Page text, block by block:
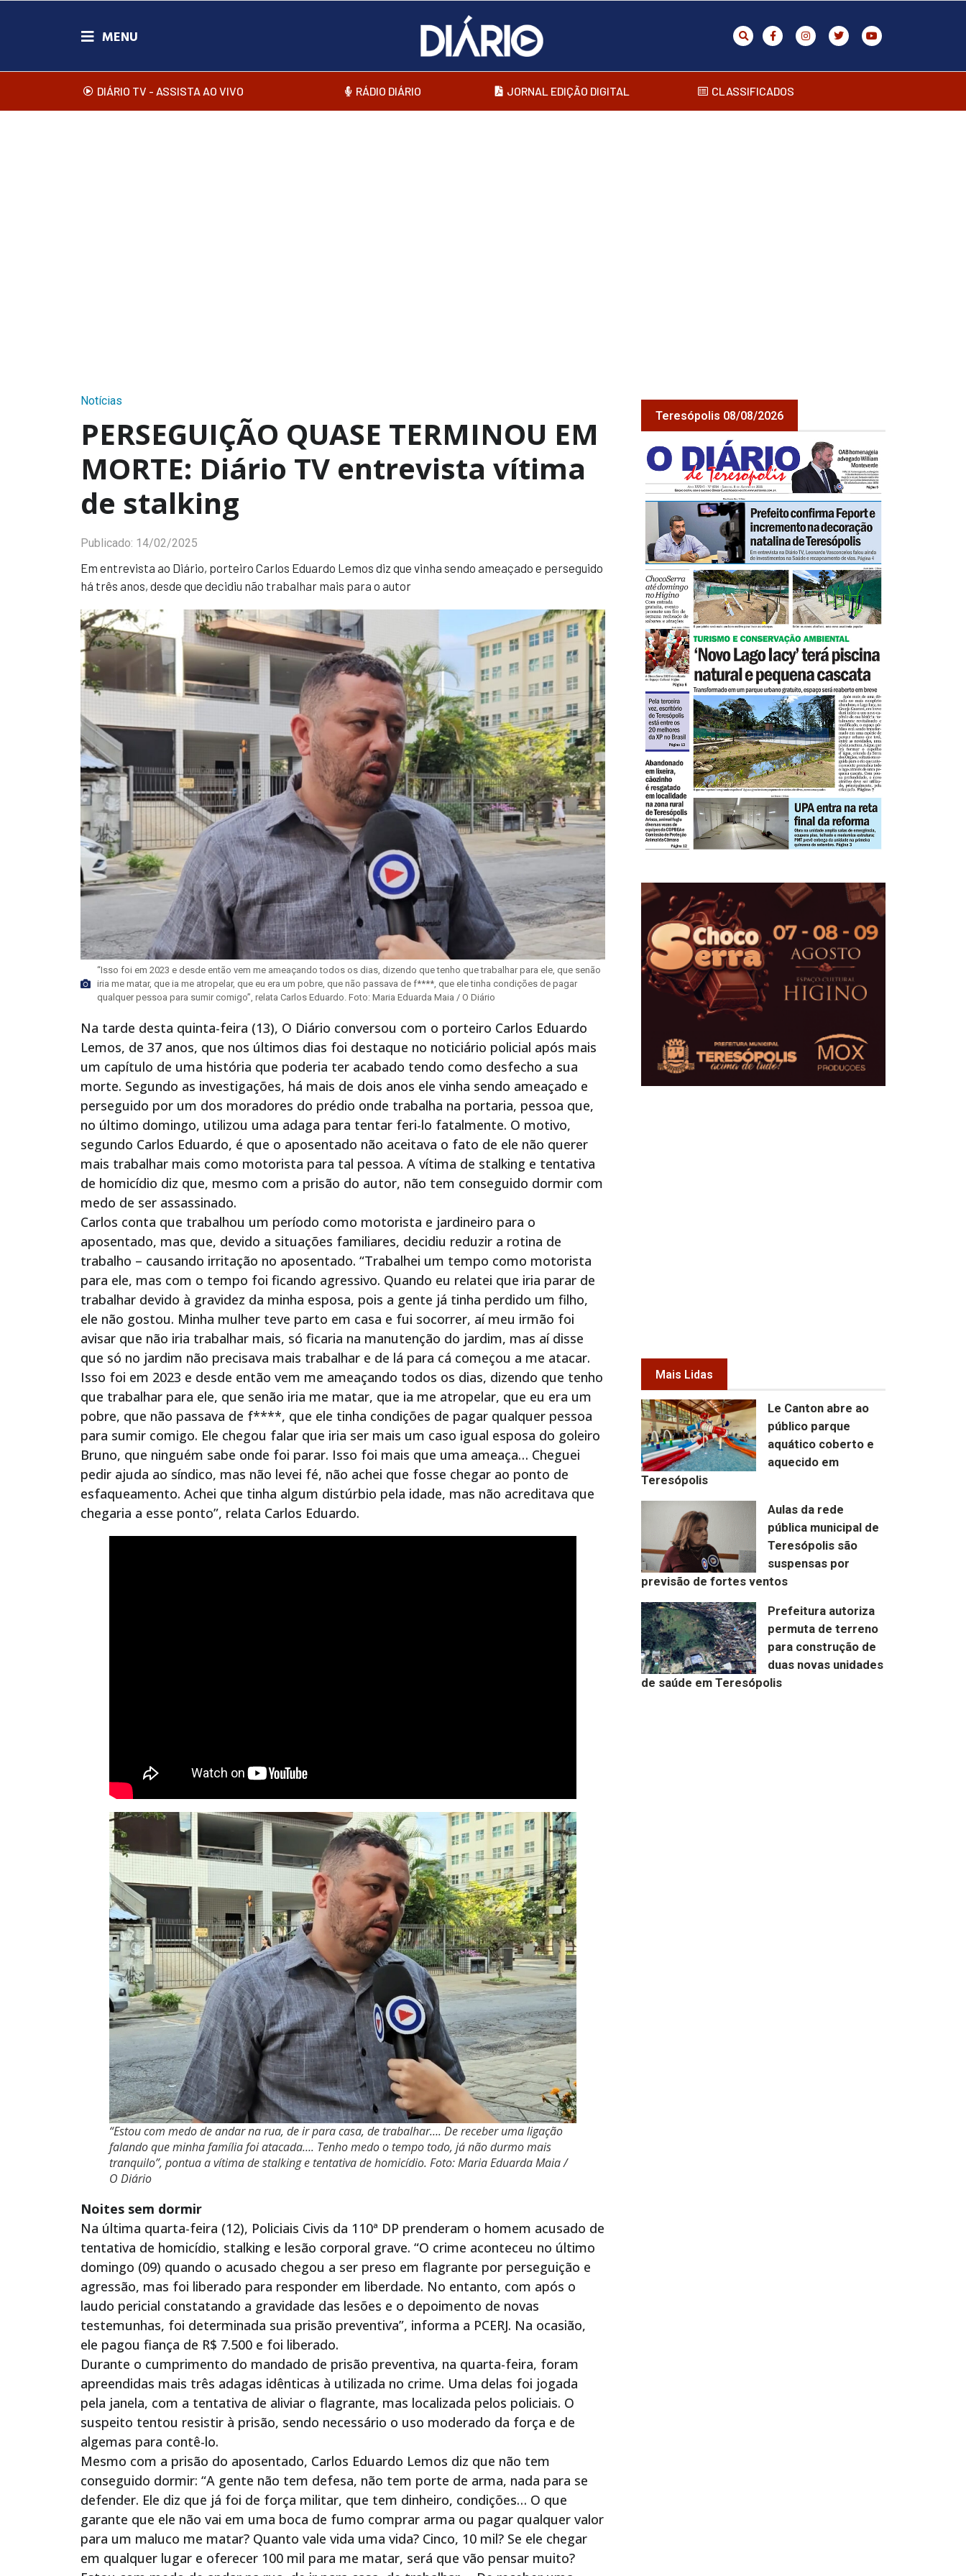
DIÁRIO TV - ASSISTA AO VIVO RÁDIO DIÁRIO JORNAL EDIÇÃO DIGITAL CLASSIFICADOS
Notícias
PERSEGUIÇÃO QUASE TERMINOU EM
MORTE: Diário TV entrevista vítima
de stalking
Publicado: 14/02/2025
Em entrevista ao Diário, porteiro Carlos Eduardo Lemos diz que vinha sendo ameaçado e perseguido
há três anos, desde que decidiu não trabalhar mais para o autor
“Isso foi em 2023 e desde então vem me ameaçando todos os dias, dizendo que tenho que trabalhar para ele, que senão
iria me matar, que ia me atropelar, que eu era um pobre, que não passava de f****, que ele tinha condições de pagar
qualquer pessoa para sumir comigo”, relata Carlos Eduardo. Foto: Maria Eduarda Maia / O Diário
Na tarde desta quinta-feira (13), O Diário conversou com o porteiro Carlos Eduardo
Lemos, de 37 anos, que nos últimos dias foi destaque no noticiário policial após mais
um capítulo de uma história que poderia ter acabado tendo como desfecho a sua
morte. Segundo as investigações, há mais de dois anos ele vinha sendo ameaçado e
perseguido por um dos moradores do prédio onde trabalha na portaria, pessoa que,
no último domingo, utilizou uma adaga para tentar feri-lo fatalmente. O motivo,
segundo Carlos Eduardo, é que o aposentado não aceitava o fato de ele não querer
mais trabalhar mais como motorista para tal pessoa. A vítima de stalking e tentativa
de homicídio diz que, mesmo com a prisão do autor, não tem conseguido dormir com
medo de ser assassinado.
Carlos conta que trabalhou um período como motorista e jardineiro para o
aposentado, mas que, devido a situações familiares, decidiu reduzir a rotina de
trabalho – causando irritação no aposentado. “Trabalhei um tempo como motorista
para ele, mas com o tempo foi ficando agressivo. Quando eu relatei que iria parar de
trabalhar devido à gravidez da minha esposa, pois a gente já tinha perdido um filho,
ele não gostou. Minha mulher teve parto em casa e fui socorrer, aí meu irmão foi
avisar que não iria trabalhar mais, só ficaria na manutenção do jardim, mas aí disse
que só no jardim não precisava mais trabalhar e de lá para cá começou a me atacar.
Isso foi em 2023 e desde então vem me ameaçando todos os dias, dizendo que tenho
que trabalhar para ele, que senão iria me matar, que ia me atropelar, que eu era um
pobre, que não passava de f****, que ele tinha condições de pagar qualquer pessoa
para sumir comigo. Ele chegou falar que iria ser mais um caso igual esposa do goleiro
Bruno, que ninguém sabe onde foi parar. Isso foi mais que uma ameaça… Cheguei
pedir ajuda ao síndico, mas não levei fé, não achei que fosse chegar ao ponto de
esfaqueamento. Achei que tinha algum distúrbio pela idade, mas não acreditava que
chegaria a esse ponto”, relata Carlos Eduardo.
“Estou com medo de andar na rua, de ir para casa, de trabalhar…. De receber uma ligação
falando que minha família foi atacada…. Tenho medo o tempo todo, já não durmo mais
tranquilo”, pontua a vítima de stalking e tentativa de homicídio. Foto: Maria Eduarda Maia /
O Diário
Noites sem dormir
Na última quarta-feira (12), Policiais Civis da 110ª DP prenderam o homem acusado de
tentativa de homicídio, stalking e lesão corporal grave. “O crime aconteceu no último
domingo (09) quando o acusado chegou a ser preso em flagrante por perseguição e
agressão, mas foi liberado para responder em liberdade. No entanto, com após o
laudo pericial constatando a gravidade das lesões e o depoimento de novas
testemunhas, foi determinada sua prisão preventiva”, informa a PCERJ. Na ocasião,
ele pagou fiança de R$ 7.500 e foi liberado.
Durante o cumprimento do mandado de prisão preventiva, na quarta-feira, foram
apreendidas mais três adagas idênticas à utilizada no crime. Uma delas foi jogada
pela janela, com a tentativa de aliviar o flagrante, mas localizada pelos policiais. O
suspeito tentou resistir à prisão, sendo necessário o uso moderado da força e de
algemas para contê-lo.
Mesmo com a prisão do aposentado, Carlos Eduardo Lemos diz que não tem
conseguido dormir: “A gente não tem defesa, não tem porte de arma, nada para se
defender. Ele diz que já foi de força militar, que tem dinheiro, condições… O que
garante que ele não vai em uma boca de fumo comprar arma ou pagar qualquer valor
para um maluco me matar? Quanto vale vida uma vida? Cinco, 10 mil? Se ele chegar
em qualquer lugar e oferecer 100 mil para me matar, será que vão pensar muito?
Teresópolis 08/08/2026
Mais Lidas
Le Canton abre ao
público parque
aquático coberto e
aquecido em
Teresópolis
Aulas da rede
pública municipal de
Teresópolis são
suspensas por
previsão de fortes ventos
Prefeitura autoriza
permuta de terreno
para construção de
duas novas unidades
de saúde em Teresópolis